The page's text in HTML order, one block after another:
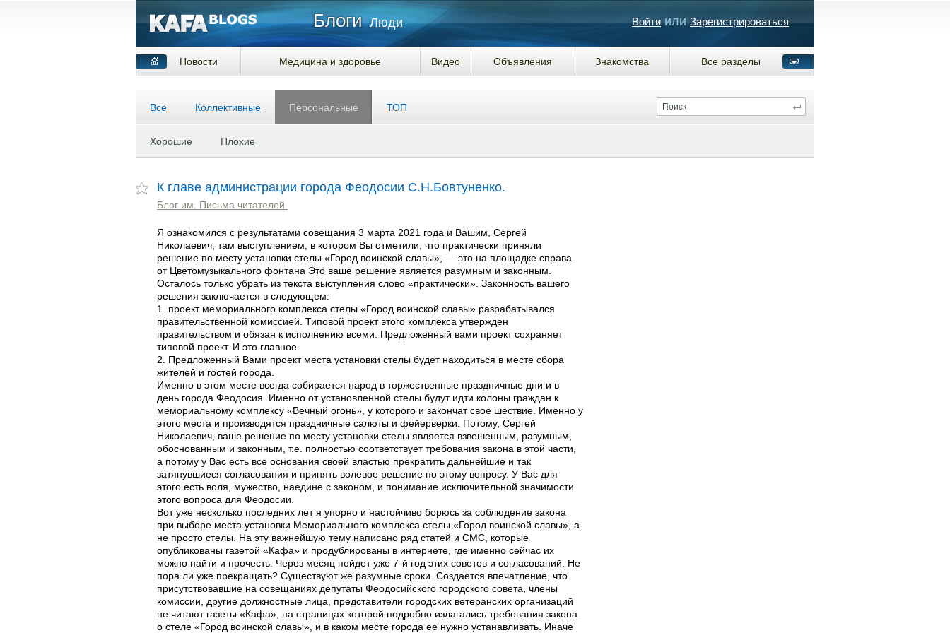
Блоги Люди ВойтиилиЗарегистрироваться
Новости Медицина и здоровье Видео Объявления Знакомства Все разделы
Все Коллективные Персональные
Хорошие Плохие
ТОП
К главе администрации города Феодосии С.Н.Бовтуненко.
Блог им. Письма читателей
Я ознакомился с результатами совещания 3 марта 2021 года и Вашим, Сергей
Николаевич, там выступлением, в котором Вы отметили, что практически приняли
решение по месту установки стелы «Город воинской славы», — это на площадке справа
от Цветомузыкального фонтана Это ваше решение является разумным и законным.
Осталось только убрать из текста выступления слово «практически». Законность вашего
решения заключается в следующем:
1. проект мемориального комплекса стелы «Город воинской славы» разрабатывался
правительственной комиссией. Типовой проект этого комплекса утвержден
правительством и обязан к исполнению всеми. Предложенный вами проект сохраняет
типовой проект. И это главное.
2. Предложенный Вами проект места установки стелы будет находиться в месте сбора
жителей и гостей города.
Именно в этом месте всегда собирается народ в торжественные праздничные дни и в
день города Феодосия. Именно от установленной стелы будут идти колоны граждан к
мемориальному комплексу «Вечный огонь», у которого и закончат свое шествие. Именно у
этого места и производятся праздничные салюты и фейерверки. Потому, Сергей
Николаевич, ваше решение по месту установки стелы является взвешенным, разумным,
обоснованным и законным, т.е. полностью соответствует требования закона в этой части,
а потому у Вас есть все основания своей властью прекратить дальнейшие и так
затянувшиеся согласования и принять волевое решение по этому вопросу. У Вас для
этого есть воля, мужество, наедине с законом, и понимание исключительной значимости
этого вопроса для Феодосии.
Вот уже несколько последних лет я упорно и настойчиво борюсь за соблюдение закона
при выборе места установки Мемориального комплекса стелы «Город воинской славы», а
не просто стелы. На эту важнейшую тему написано ряд статей и СМС, которые
опубликованы газетой «Кафа» и продублированы в интернете, где именно сейчас их
можно найти и прочесть. Через месяц пойдет уже 7-й год этих советов и согласований. Не
пора ли уже прекращать? Существуют же разумные сроки. Создается впечатление, что
присутствовавшие на совещаниях депутаты Феодосийского городского совета, члены
комиссии, другие должностные лица, представители городских ветеранских организаций
не читают газеты «Кафа», на страницах которой подробно излагались требования закона
о стеле «Город воинской славы», и в каком месте города ее нужно устанавливать. Иначе